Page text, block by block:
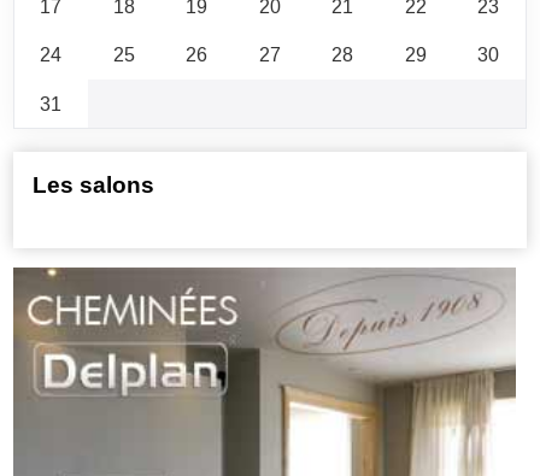
17
18 19 20 21 22
23
24
25 26 27 28 29
30
31
Les salons